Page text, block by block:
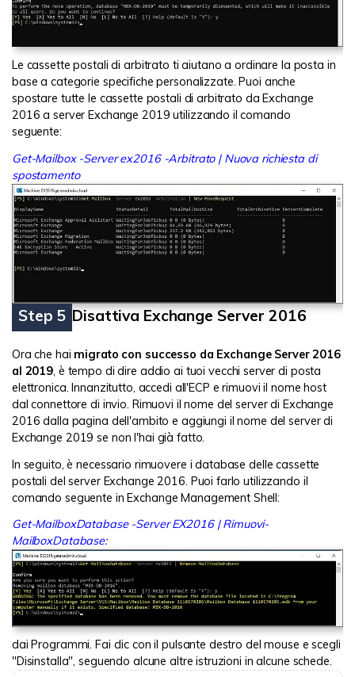
Le cassette postali di arbitrato ti aiutano a ordinare la posta in
base a categorie specifiche personalizzate. Puoi anche
spostare tutte le cassette postali di arbitrato da Exchange
2016 a server Exchange 2019 utilizzando il comando
seguente:
Get-Mailbox -Server ex2016 -Arbitrato | Nuova richiesta di
spostamento
Step 5 Disattiva Exchange Server 2016
Ora che hai migrato con successo da Exchange Server 2016
al 2019, è tempo di dire addio ai tuoi vecchi server di posta
elettronica. Innanzitutto, accedi all'ECP e rimuovi il nome host
dal connettore di invio. Rimuovi il nome del server di Exchange
2016 dalla pagina dell'ambito e aggiungi il nome del server di
Exchange 2019 se non l'hai già fatto.
In seguito, è necessario rimuovere i database delle cassette
postali del server Exchange 2016. Puoi farlo utilizzando il
comando seguente in Exchange Management Shell:
Get-MailboxDatabase -Server EX2016 | Rimuovi-
MailboxDatabase:
dai Programmi. Fai clic con il pulsante destro del mouse e scegli
"Disinstalla", seguendo alcune altre istruzioni in alcune schede.